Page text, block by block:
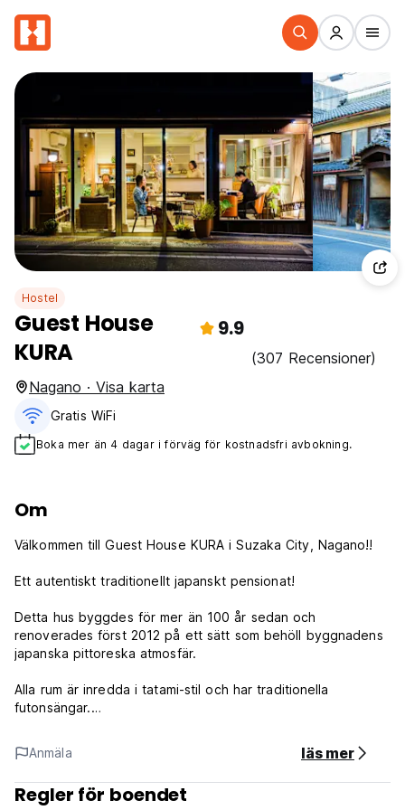
Hostel
Guest House
KURA
9.9
(307 Recensioner)
Nagano · Visa karta
Gratis WiFi
Boka mer än 4 dagar i förväg för kostnadsfri avbokning.
Om
Välkommen till Guest House KURA i Suzaka City, Nagano!!
Ett autentiskt traditionellt japanskt pensionat!
Detta hus byggdes för mer än 100 år sedan och
renoverades först 2012 på ett sätt som behöll byggnadens
japanska pittoreska atmosfär.
Alla rum är inredda i tatami-stil och har traditionella
futonsängar.
man i kontakt med traditionell japansk livsstil.
Pensionatets inredningselement, såsom hyllor, trappor,
skjutdörrar och inredning, hålls i sitt ursprungliga skick för
Anmäla läs mer
Regler för boendet